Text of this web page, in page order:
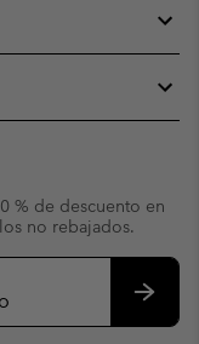
% de descuento en
no rebajados.